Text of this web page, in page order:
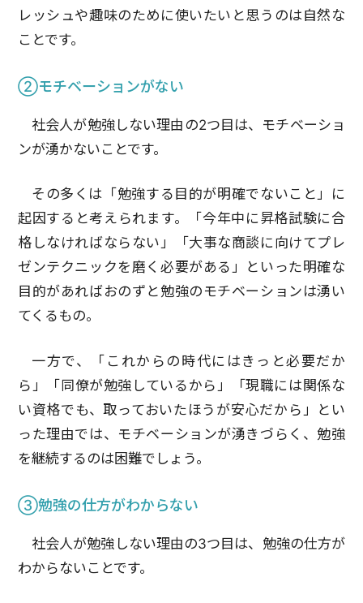
レッシュや趣味のために使いたいと思うのは自然な
ことです。
②モチベーションがない
社会人が勉強しない理由の2つ目は、モチベーショ
ンが湧かないことです。
その多くは「勉強する目的が明確でないこと」に
起因すると考えられます。「今年中に昇格試験に合
格しなければならない」「大事な商談に向けてプレ
ゼンテクニックを磨く必要がある」といった明確な
目的があればおのずと勉強のモチベーションは湧い
てくるもの。
一方で、「これからの時代にはきっと必要だか
ら」「同僚が勉強しているから」「現職には関係な
い資格でも、取っておいたほうが安心だから」とい
った理由では、モチベーションが湧きづらく、勉強
を継続するのは困難でしょう。
③勉強の仕方がわからない
社会人が勉強しない理由の3つ目は、勉強の仕方が
わからないことです。